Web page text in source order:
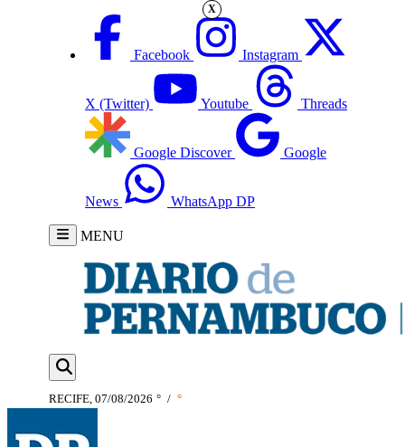
Facebook Instagram
X (Twitter) Youtube Threads
Google Discover Google
News WhatsApp DP
MENU
RECIFE, 07/08/2026 ° / °
X